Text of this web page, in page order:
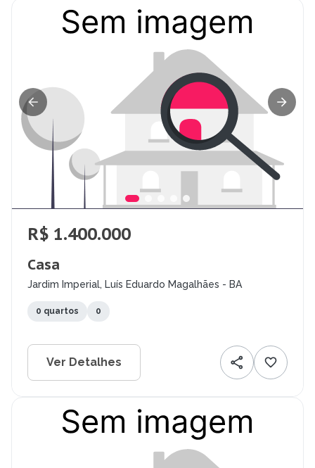
R$ 1.400.000
Casa
Jardim Imperial, Luís Eduardo Magalhães - BA
0 quartos 0
Ver Detalhes